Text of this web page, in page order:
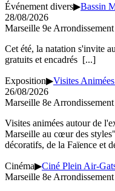
Événement divers▶Bassin
28/08/2026
Marseille 9e Arrondissement
Cet été, la natation s'invite
gratuits et encadrés [...]
Exposition▶Visites
26/08/2026
Marseille 8e Arrondissement
Visites animées autour de
Marseille au cœur des
décoratifs, de la Faïence et
Cinéma▶Ciné Plein Air-
Marseille 8e Arrondissement